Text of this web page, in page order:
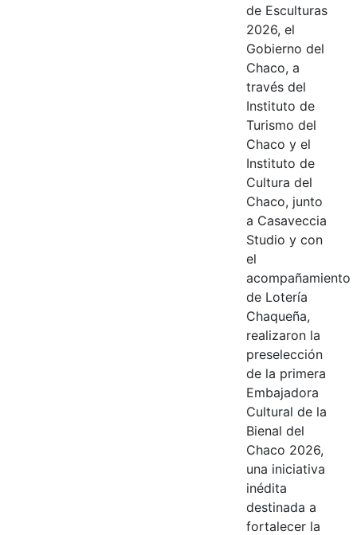
de Esculturas
2026, el
Gobierno del
Chaco, a
través del
Instituto de
Turismo del
Chaco y el
Instituto de
Cultura del
Chaco, junto
a Casaveccia
Studio y con
el
acompañamiento
de Lotería
Chaqueña,
realizaron la
preselección
de la primera
Embajadora
Cultural de la
Bienal del
Chaco 2026,
una iniciativa
inédita
destinada a
fortalecer la